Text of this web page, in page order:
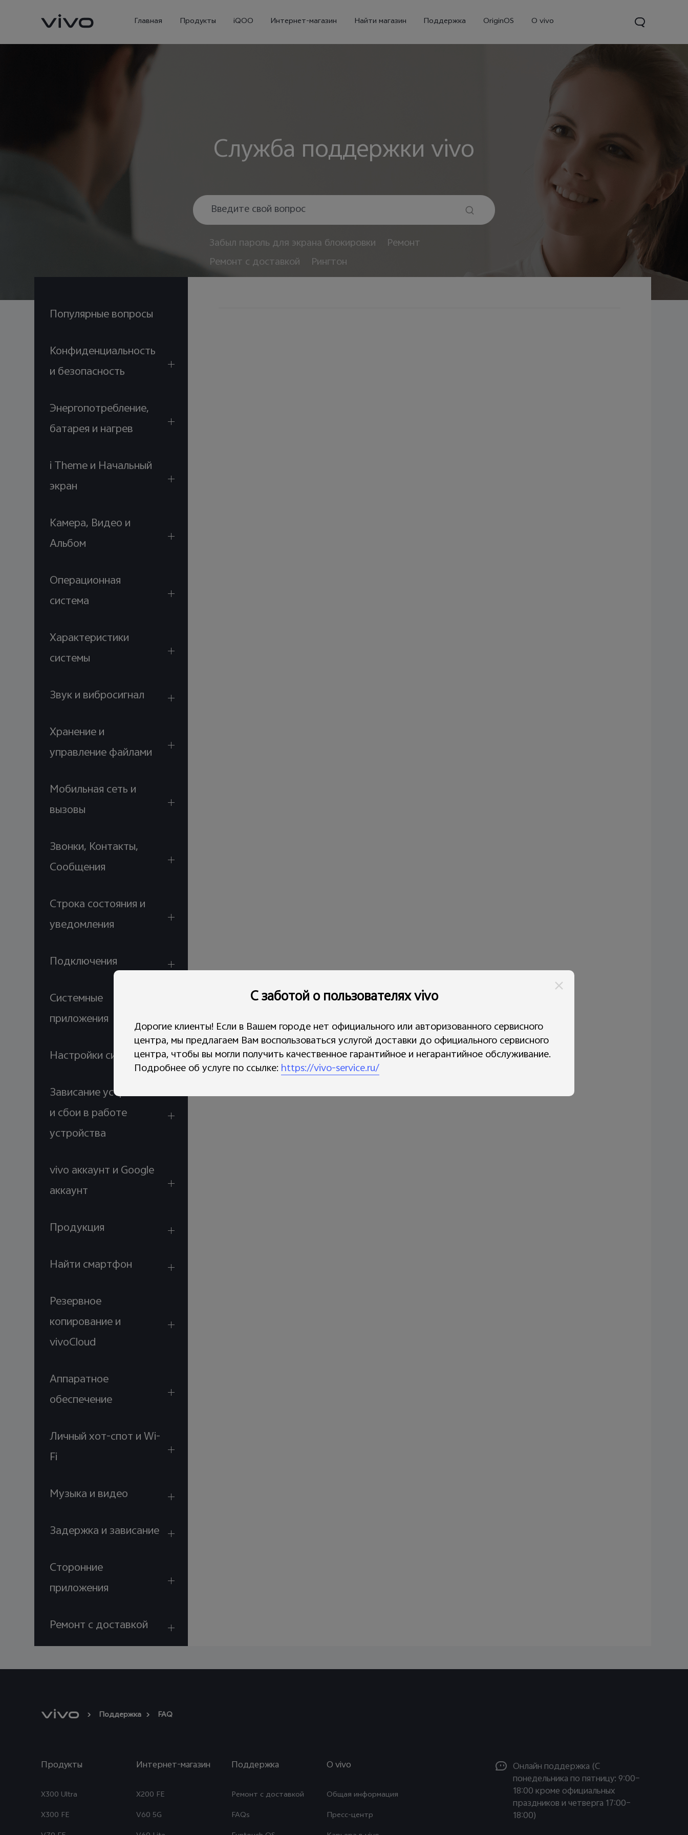
Главная Продукты iQOO Интернет-магазин Найти магазин Поддержка OriginOS O vivo
Служба поддержки vivo
Забыл пароль для экрана блокировки
Ремонт
Ремонт с доставкой
Рингтон
Популярные вопросы
Конфиденциальность
и безопасность
Энергопотребление,
батарея и нагрев
i Theme и Начальный
экран
Камера, Видео и
Альбом
Операционная
система
Характеристики
системы
Звук и вибросигнал
Хранение и
управление файлами
Мобильная сеть и
вызовы
Звонки, Контакты,
Сообщения
Строка состояния и
уведомления
Подключения
Системные
приложения
Настройки системы
Зависание устройства
и сбои в работе
устройства
vivo аккаунт и Google
аккаунт
Продукция
Найти смартфон
Резервное
копирование и
vivoCloud
Аппаратное
обеспечение
Личный хот-спот и Wi-
Fi
Музыка и видео
Задержка и зависание
Сторонние
приложения
Ремонт с доставкой
Поддержка FAQ
Продукты
X300 Ultra
X300 FE
Интернет-магазин
X200 FE
V60 5G
Поддержка
Ремонт с доставкой
FAQs
O vivo
Общая информация
Пресс-центр
Oнлайн поддержка (С
понедельника по пятницу: 9:00–
18:00 кроме официальных
праздников и четверга 17:00–
18:00)
С заботой о пользователях vivo
Дорогие клиенты! Если в Вашем городе нет официального или авторизованного сервисного
центра, мы предлагаем Вам воспользоваться услугой доставки до официального сервисного
центра, чтобы вы могли получить качественное гарантийное и негарантийное обслуживание.
Подробнее об услуге по ссылке: https://vivo-service.ru/